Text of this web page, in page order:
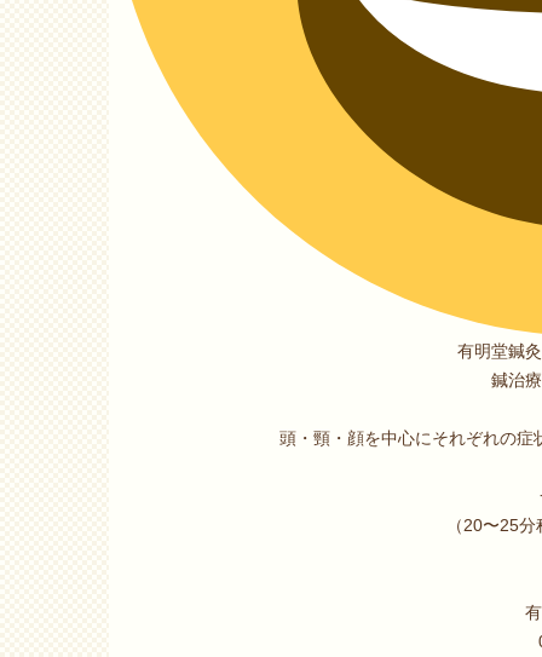
有明堂鍼
鍼治
頭・頸・顔を中心にそれぞれの
（20〜25